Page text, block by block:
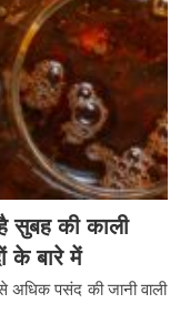
सुबह की काली
के बारे में
पसंद की जानी वाली